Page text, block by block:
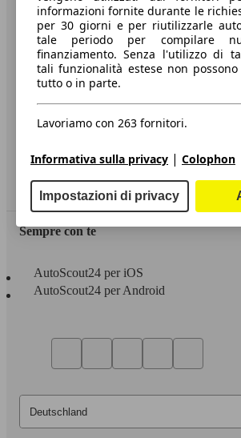
Media
Condizioni generali
Informazioni
Privacy
Dichiarazione di Accessibilità
Servizi
Area rivenditori
Sempre con te
AutoScout24 per iOS
AutoScout24 per Android
informazioni fornite durante le
per 30 giorni e per riutilizzarle
tale periodo per compilare
finanziamento. Senza l'utilizzo di
tali funzionalità estese non
tutto o in parte.
Lavoriamo con 263 fornitori.
Informativa sulla privacy | Colophon
Impostazioni di privacy